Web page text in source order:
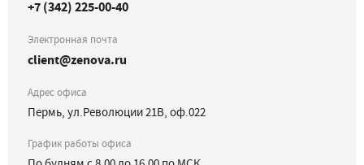
+7 (342) 225-00-40
Электронная почта
client@zenova.ru
Адрес офиса
Пермь, ул.Революции 21В, оф.022
График работы офиса